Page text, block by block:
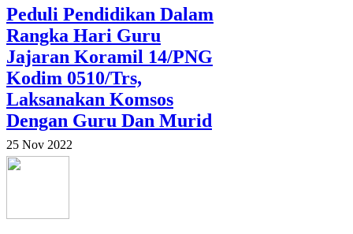
Peduli Pendidikan Dalam
Rangka Hari Guru
Jajaran Koramil 14/PNG
Kodim 0510/Trs,
Laksanakan Komsos
Dengan Guru Dan Murid
25 Nov 2022